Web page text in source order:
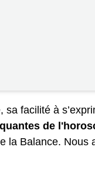
facilité à
de
la Balance. Nous